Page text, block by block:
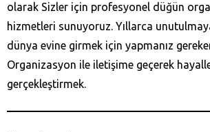
olarak Sizler için profesyonel düğün
hizmetleri sunuyoruz. Yıllarca
dünya evine girmek için yapmanız
Organizasyon ile iletişime geçerek
gerçekleştirmek.